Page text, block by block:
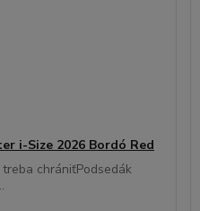
i-Size 2026 Bordó Red
chrániťPodsedák